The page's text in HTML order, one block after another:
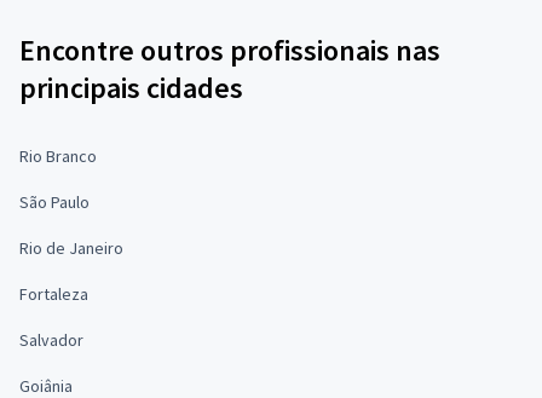
Encontre outros profissionais nas
principais cidades
Rio Branco
São Paulo
Rio de Janeiro
Fortaleza
Salvador
Goiânia